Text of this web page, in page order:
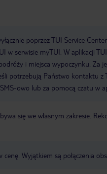
poprzez TUI Service
w serwisie myTUI. W aplikacji
i miejsca wypoczynku. Za
potrzebują Państwo kontaktu z
owo lub za pomocą czatu w
się we własnym zakresie.
Wyjątkiem są połączenia